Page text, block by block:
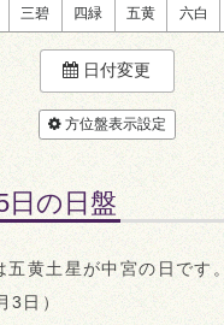
三碧 四緑 五黄 六白
日付変更
方位盤表示設定
日の日盤
黄土星が中宮の日です。
3日）